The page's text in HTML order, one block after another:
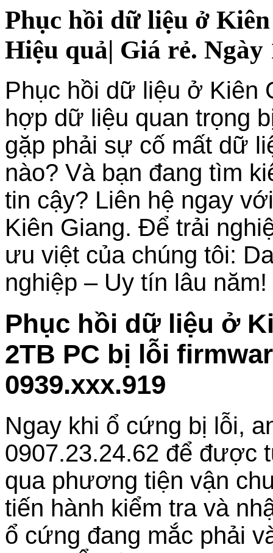
Phục hồi dữ liệu ở
Hiệu quả| Giá rẻ. Ngày
Phục hồi dữ liệu ở Kiên
hợp dữ liệu quan trọng
gặp phải sự cố mất dữ
nào? Và bạn đang tìm
tin cậy? Liên hệ ngay
Kiên Giang. Để trải
ưu việt của chúng tôi:
nghiệp – Uy tín lâu năm!
Phục hồi dữ liệu ở
2TB PC bị lỗi
0939.xxx.919
Ngay khi ổ cứng bị lỗi,
0907.23.24.62 để được
qua phương tiện vận
tiến hành kiểm tra và
ổ cứng đang mắc phải